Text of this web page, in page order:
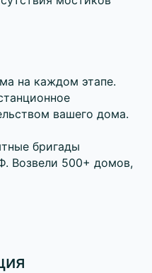
на каждом этапе.
вашего дома.
бригады
Возвели 500+ домов,